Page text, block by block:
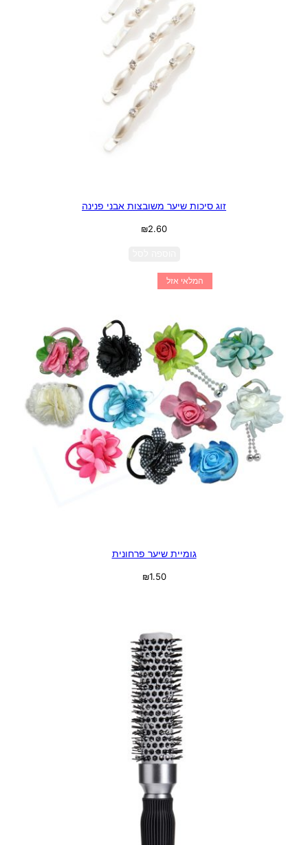
זוג סיכות שיער משובצות אבני פנינה
₪2.60
המלאי אזל
גומיית שיער פרחונית
₪1.50